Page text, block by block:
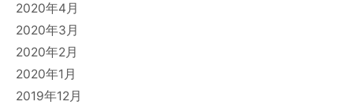
2020年4月
2020年3月
2020年2月
2020年1月
2019年12月